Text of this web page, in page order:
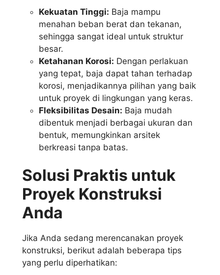
Kekuatan Tinggi: Baja mampu
menahan beban berat dan tekanan,
sehingga sangat ideal untuk struktur
besar.
Ketahanan Korosi: Dengan perlakuan
yang tepat, baja dapat tahan terhadap
korosi, menjadikannya pilihan yang baik
untuk proyek di lingkungan yang keras.
Fleksibilitas Desain: Baja mudah
dibentuk menjadi berbagai ukuran dan
bentuk, memungkinkan arsitek
berkreasi tanpa batas.
Solusi Praktis untuk
Proyek Konstruksi
Anda
Jika Anda sedang merencanakan proyek
konstruksi, berikut adalah beberapa tips
yang perlu diperhatikan: